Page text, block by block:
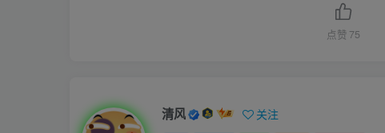
点赞 75
清风 关注